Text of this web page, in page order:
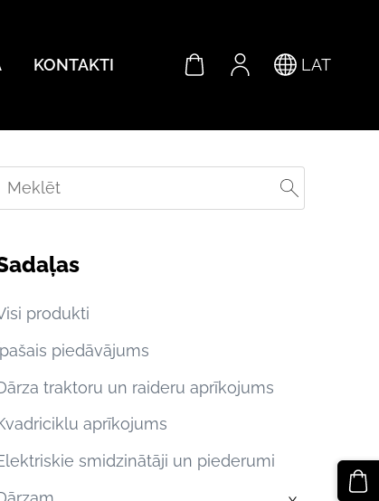
KONTAKTI LAT
produkti
piedāvājums
traktoru un raideru aprīkojums
aprīkojums
smidzinātāji un piederumi
›